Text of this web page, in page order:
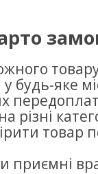
будь-яке
різні
товар
приємні